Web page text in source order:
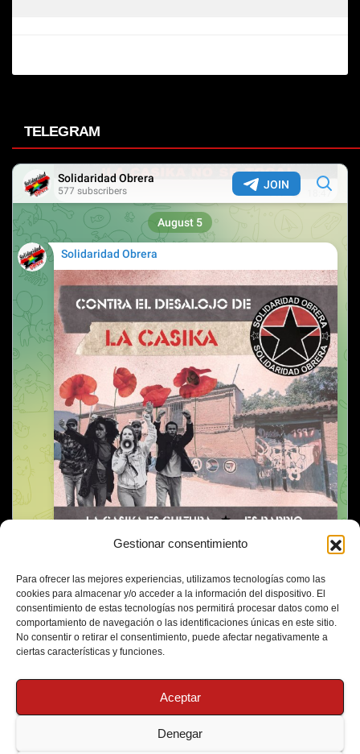
Gestionar consentimiento
Para ofrecer las mejores experiencias, utilizamos tecnologías como las
cookies para almacenar y/o acceder a la información del dispositivo. El
consentimiento de estas tecnologías nos permitirá procesar datos como el
comportamiento de navegación o las identificaciones únicas en este sitio.
No consentir o retirar el consentimiento, puede afectar negativamente a
ciertas características y funciones.
Aceptar
Denegar
TELEGRAM